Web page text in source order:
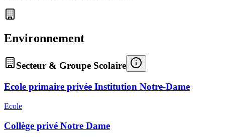
Environnement
Secteur & Groupe Scolaire
Ecole primaire privée Institution Notre-Dame
Ecole
Collège privé Notre Dame